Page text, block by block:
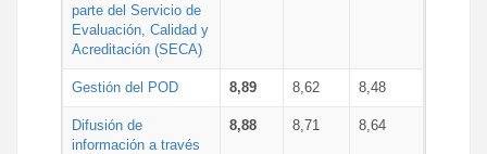
parte del Servicio de
Evaluación, Calidad y
Acreditación (SECA)
Gestión del POD 8,89 8,62 8,48
Difusión de
información a través
8,88 8,71 8,64